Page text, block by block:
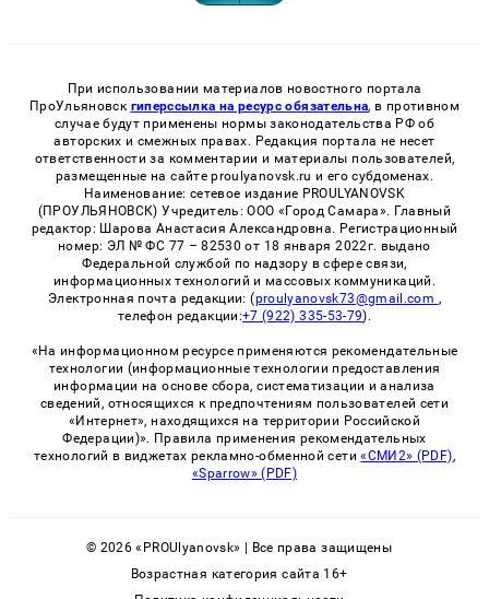
При использовании материалов новостного портала
ПроУльяновск гиперссылка на ресурс обязательна, в противном
случае будут применены нормы законодательства РФ об
авторских и смежных правах. Редакция портала не несет
ответственности за комментарии и материалы пользователей,
размещенные на сайте proulyanovsk.ru и его субдоменах.
Наименование: сетевое издание PROULYANOVSK
(ПРОУЛЬЯНОВСК) Учредитель: ООО «Город Самара». Главный
редактор: Шарова Анастасия Александровна. Регистрационный
номер: ЭЛ № ФС 77 – 82530 от 18 января 2022г. выдано
Федеральной службой по надзору в сфере связи,
информационных технологий и массовых коммуникаций.
Электронная почта редакции: (proulyanovsk73@gmail.com ,
телефон редакции:+7 (922) 335-53-79).
«На информационном ресурсе применяются рекомендательные
технологии (информационные технологии предоставления
информации на основе сбора, систематизации и анализа
сведений, относящихся к предпочтениям пользователей сети
«Интернет», находящихся на территории Российской
Федерации)». Правила применения рекомендательных
технологий в виджетах рекламно-обменной сети«СМИ2» (PDF),
«Sparrow» (PDF)
© 2026 «PROUlyanovsk» | Все права защищены
Возрастная категория сайта 16+